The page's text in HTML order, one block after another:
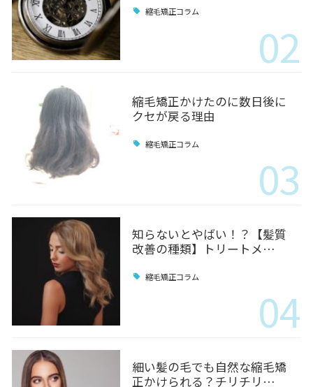
縮毛矯正コラム
02
縮毛矯正かけたのに数日後に
クセが戻る理由
縮毛矯正コラム
03
知らないとやばい！？【髪質
改善の種類】トリートメ…
縮毛矯正コラム
04
細い髪の毛でも自然な縮毛矯
正かけられる？チリチリ…